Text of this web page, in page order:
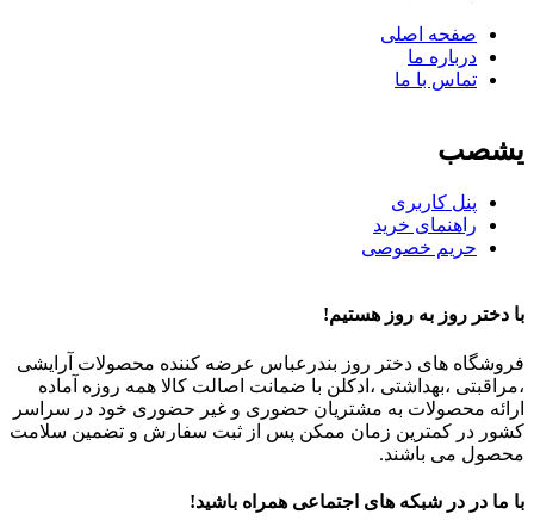
صفحه اصلی
درباره ما
تماس با ما
یشصب
پنل کاربری
راهنمای خرید
حریم خصوصی
با دختر روز به روز هستیم!
فروشگاه های دختر روز بندرعباس عرضه کننده محصولات آرایشی
،مراقبتی ،بهداشتی ،ادکلن با ضمانت اصالت کالا همه روزه آماده
ارائه محصولات به مشتریان حضوری و غیر حضوری خود در سراسر
کشور در کمترین زمان ممکن پس از ثبت سفارش و تضمین سلامت
محصول می باشند.
با ما در در شبکه های اجتماعی همراه باشید!